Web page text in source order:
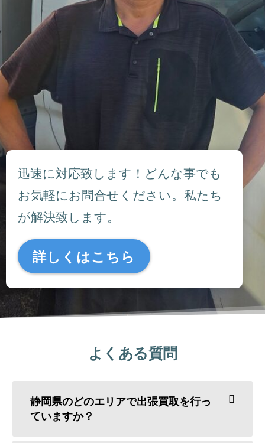
迅速に対応致します！どんな事でも
お気軽にお問合せください。私たち
が解決致します。
詳しくはこちら
よくある質問
静岡県のどのエリアで出張買取を行っ
ていますか？